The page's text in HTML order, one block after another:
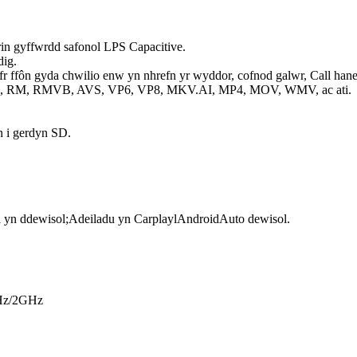
gyffwrdd safonol LPS Capacitive.
gyda chwilio enw yn nhrefn yr wyddor, cofnod galwr, Call
RM, RMVB, AVS, VP6, VP8, MKV.AI, MP4, MOV, WMV, ac ati.
i gerdyn SD.
ddewisol;Adeiladu yn CarplaylAndroidAuto dewisol.
2GHz